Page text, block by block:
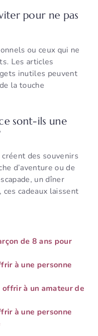
pour ne pas
ou ceux qui ne
Les articles
inutiles peuvent
la touche
sont-ils une
des souvenirs
d’aventure ou de
un dîner
cadeaux laissent
de 8 ans pour
à une personne
à un amateur de
à une personne